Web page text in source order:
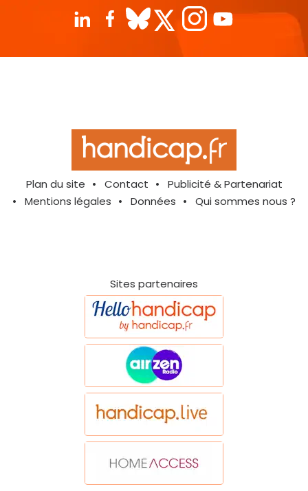
Plan du site Contact
Publicité & Partenariat
Mentions légales
Données Qui sommes nous ?
Sites partenaires